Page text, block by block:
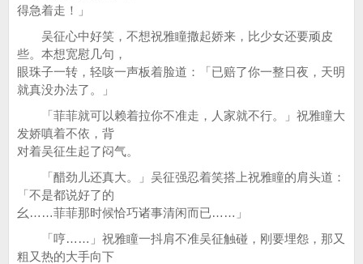
得急着走！」
吴征心中好笑，不想祝雅瞳撒起娇来，比少女还要顽皮
些。本想宽慰几句，
眼珠子一转，轻咳一声板着脸道：「已赔了你一整日夜，天明
就真没办法了。」
「菲菲就可以赖着拉你不准走，人家就不行。」祝雅瞳大
发娇嗔着不依，背
对着吴征生起了闷气。
「醋劲儿还真大。」吴征强忍着笑搭上祝雅瞳的肩头道：
「不是都说好了的
幺……菲菲那时候恰巧诸事清闲而已……」
「哼……」祝雅瞳一抖肩不准吴征触碰，刚要埋怨，那又
粗又热的大手向下